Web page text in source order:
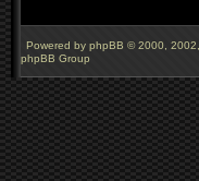
Powered by phpBB © 2000, 2002,
phpBB Group